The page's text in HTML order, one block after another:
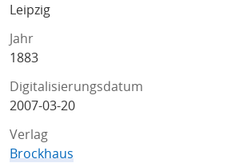
Leipzig
Jahr
1883
Digitalisierungsdatum
2007-03-20
Verlag
Brockhaus